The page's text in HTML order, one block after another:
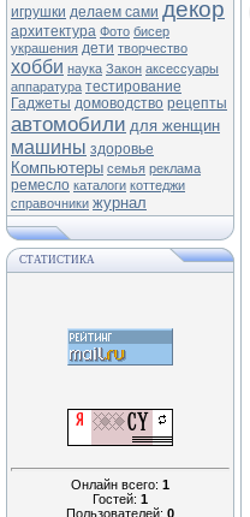
игрушки делаем сами декор
архитектура Фото бисер
украшения дети творчество
хобби наука Закон аксессуары
аппаратура тестирование
Гаджеты домоводство рецепты
автомобили для женщин
машины здоровье
Компьютеры семья реклама
ремесло каталоги коттеджи
справочники журнал
СТАТИСТИКА
Онлайн всего: 1
Гостей: 1
Пользователей: 0